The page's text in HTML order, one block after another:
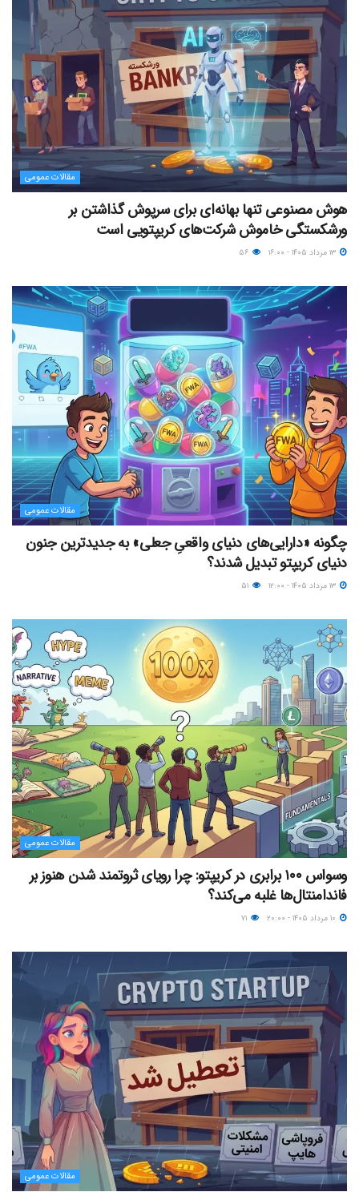
مقالات عمومی
هوش مصنوعی تنها بهانه‌ای برای سرپوش گذاشتن بر
ورشکستگی خاموش شرکت‌های کریپتویی است
مقالات عمومی
چگونه «دارایی‌های دنیای واقعیِ جعلی» به جدیدترین جنون
دنیای کریپتو تبدیل شدند؟
مقالات عمومی
وسواس ۱۰۰ برابری در کریپتو: چرا رویای ثروتمند شدن هنوز بر
فاندامنتال‌ها غلبه می‌کند؟
مقالات عمومی